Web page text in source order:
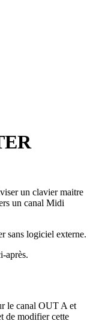
un clavier maitre
un canal Midi
sans logiciel externe.
après.
le canal OUT A et
de modifier cette